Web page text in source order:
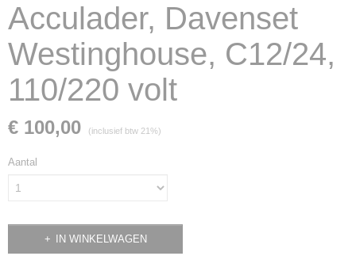
Acculader, Davenset
Westinghouse, C12/24,
110/220 volt
€ 100,00 (inclusief btw 21%)
Aantal
IN WINKELWAGEN